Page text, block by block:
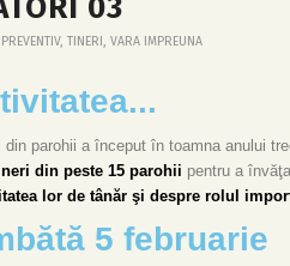
, TINERI VARA IMPREUNA
parohii a început în toamna anului
din peste 15 parohii pentru a
lor de tânăr şi despre rolul
5 februarie